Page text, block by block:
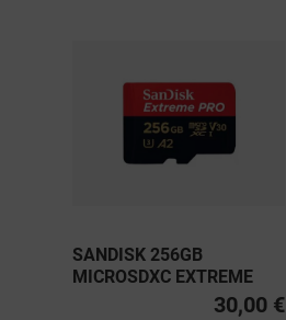
SANDISK 256GB
MICROSDXC EXTREME
PRO UHS-I U3, CLASS 10
30,00 €